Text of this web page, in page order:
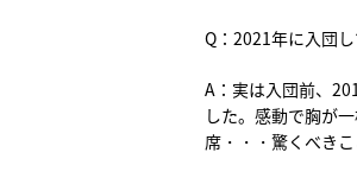
Q：2021年に入団
A：実は入団前、
した。感動で胸が
席・・・驚くべきこ